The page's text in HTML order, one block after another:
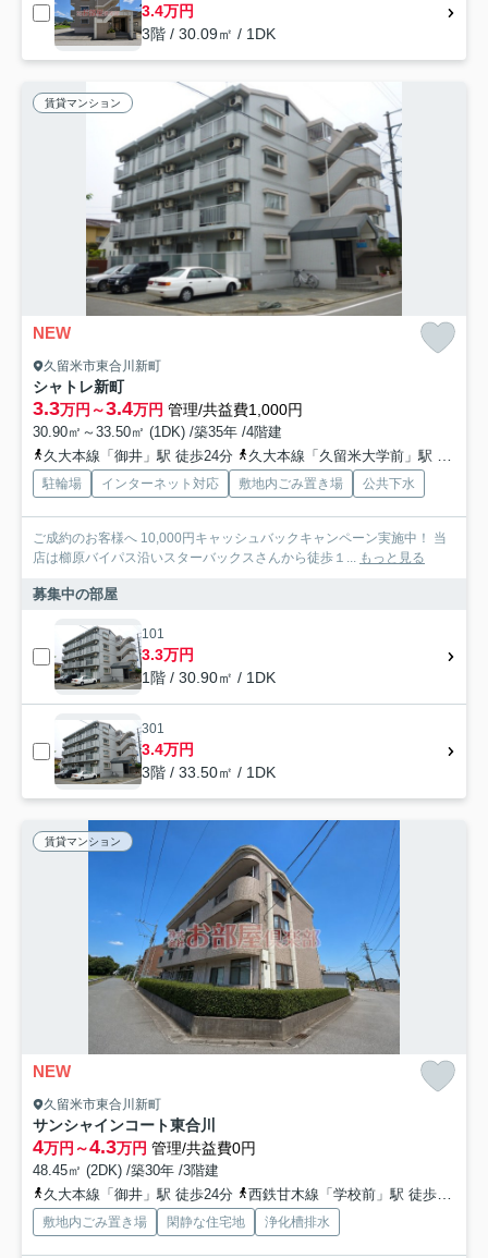
3.4万円
3階 / 30.09㎡ / 1DK
賃貸マンション
NEW
久留米市東合川新町
シャトレ新町
3.3万円～3.4万円 管理/共益費1,000円
30.90㎡～33.50㎡ (1DK) /築35年 /4階建
久大本線「御井」駅 徒歩24分
久大本線「久留米大学前」駅 徒歩30分
駐輪場 インターネット対応 敷地内ごみ置き場 公共下水
ご成約のお客様へ 10,000円キャッシュバックキャンペーン実施中！ 当
店は櫛原バイパス沿いスターバックスさんから徒歩１... もっと見る
募集中の部屋
101
3.3万円
1階 / 30.90㎡ / 1DK
301
3.4万円
3階 / 33.50㎡ / 1DK
賃貸マンション
NEW
久留米市東合川新町
サンシャインコート東合川
4万円～4.3万円 管理/共益費0円
48.45㎡ (2DK) /築30年 /3階建
久大本線「御井」駅 徒歩24分
西鉄甘木線「学校前」駅 徒歩31分
敷地内ごみ置き場 閑静な住宅地 浄化槽排水